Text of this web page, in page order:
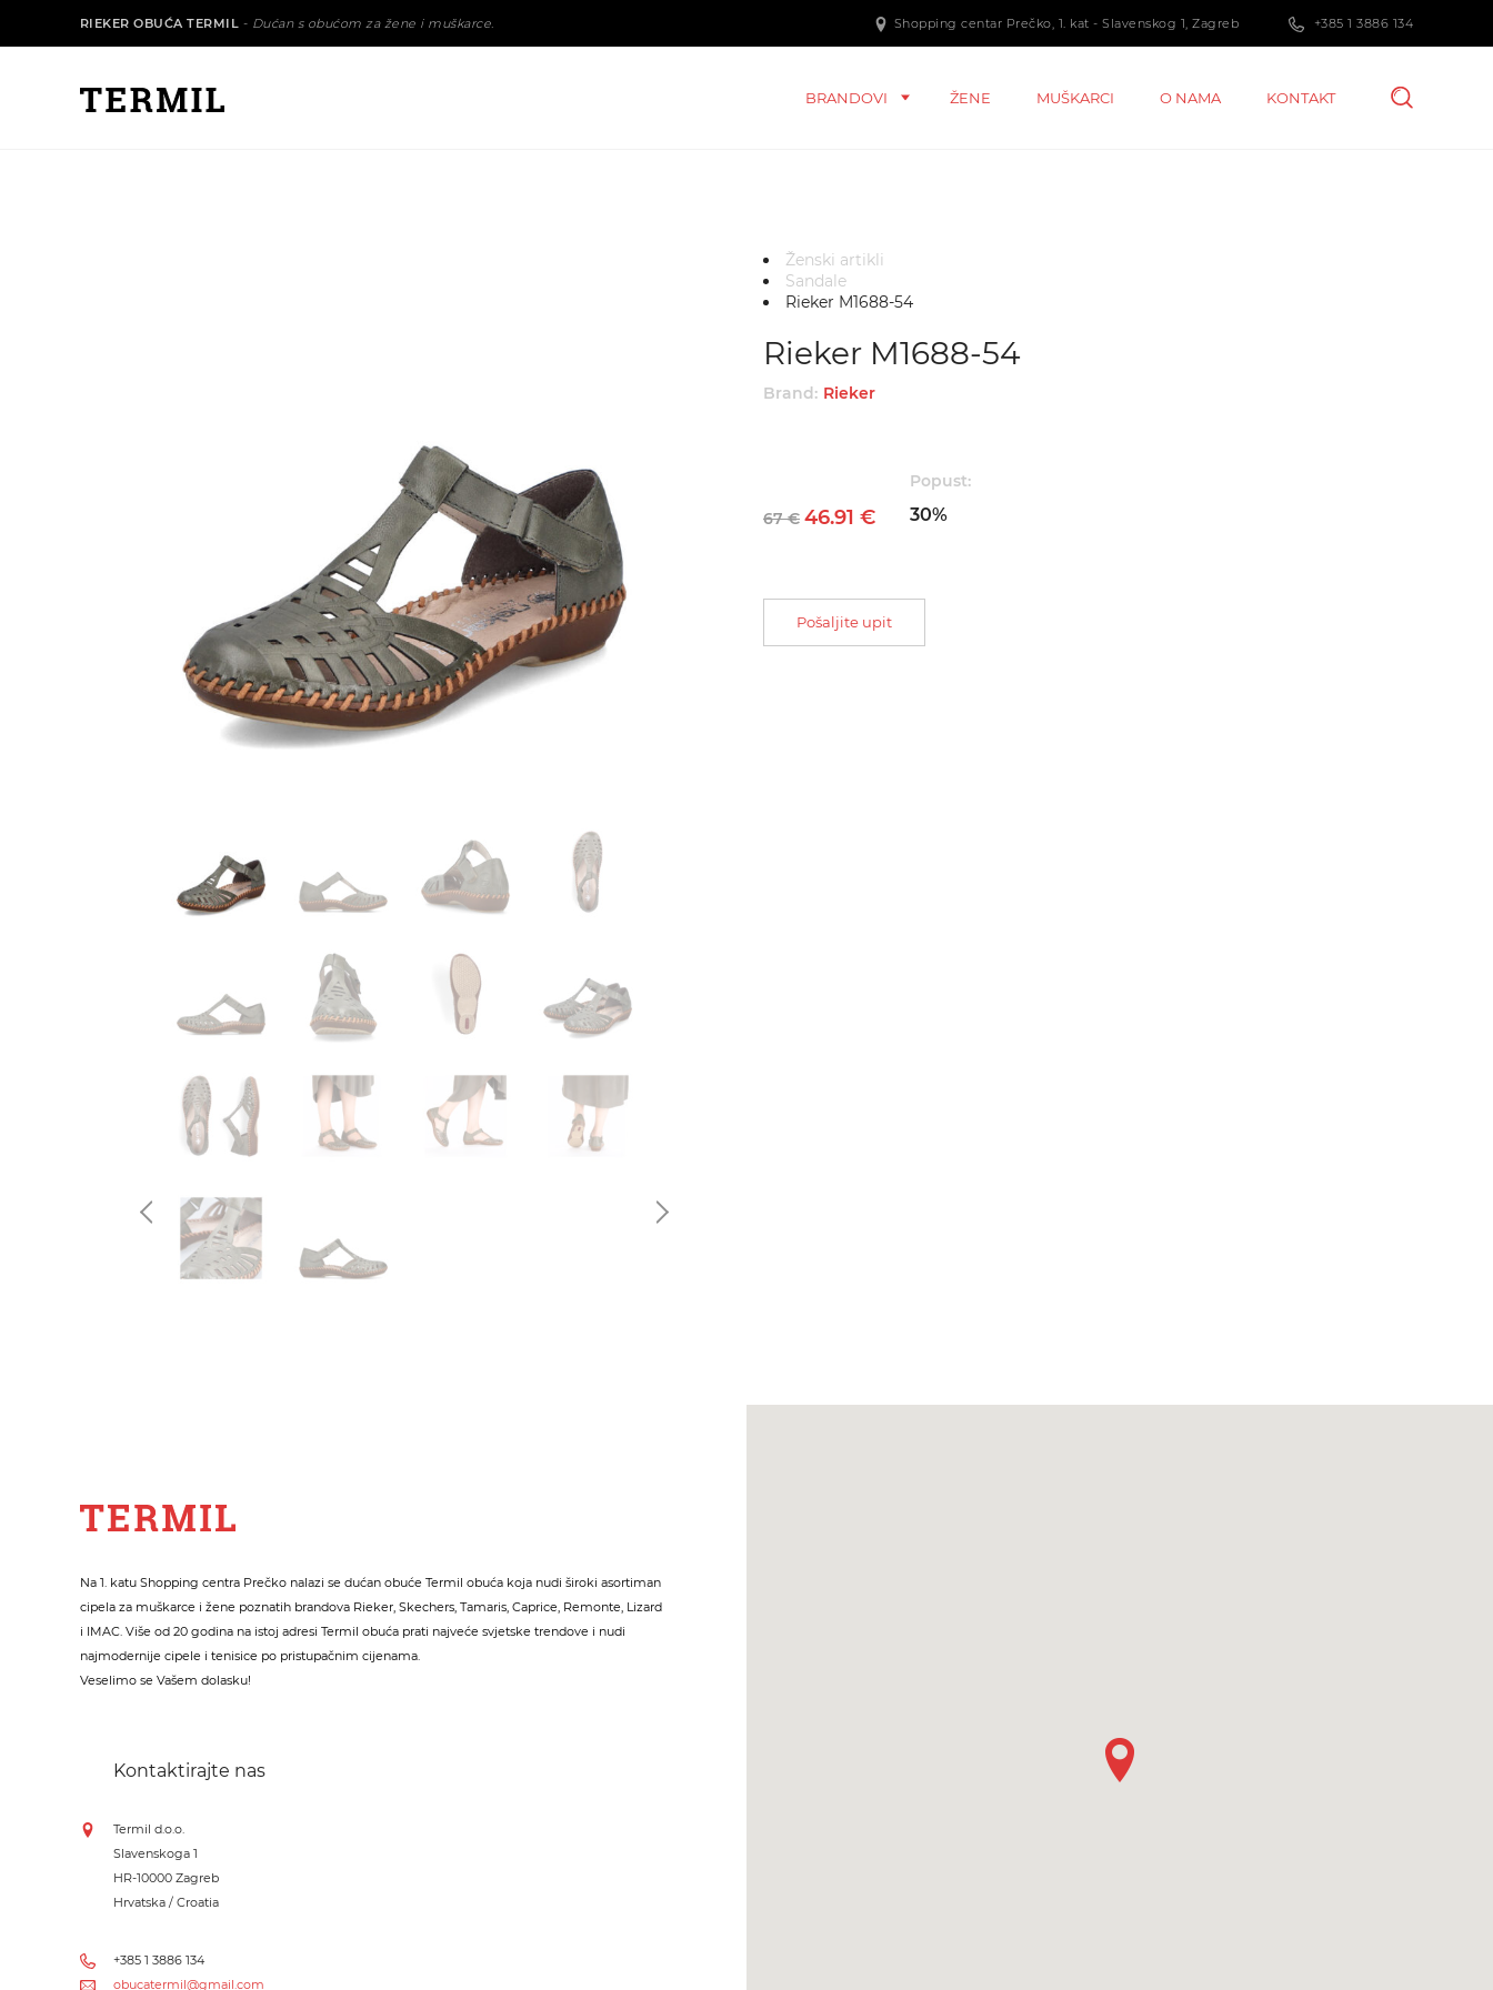
RIEKER OBUĆA TERMIL - Dućan s obućom za žene i muškarce. +385 1 3886 134
Shopping centar Prečko, 1. kat - Slavenskog 1, Zagreb
BRANDOVI ŽENE MUŠKARCI O NAMA KONTAKT
Ženski artikli
Sandale
Rieker M1688-54
Rieker M1688-54
Brand: Rieker
67 € 46.91 €
Popust:
30%
Pošaljite upit
Na 1. katu Shopping centra Prečko nalazi se dućan obuće Termil obuća koja nudi široki asortiman
cipela za muškarce i žene poznatih brandova Rieker, Skechers, Tamaris, Caprice, Remonte, Lizard
i IMAC. Više od 20 godina na istoj adresi Termil obuća prati najveće svjetske trendove i nudi
najmodernije cipele i tenisice po pristupačnim cijenama.
Veselimo se Vašem dolasku!
Kontaktirajte nas
Termil d.o.o.
Slavenskoga 1
HR-10000 Zagreb
Hrvatska / Croatia
+385 1 3886 134
obucatermil@gmail.com